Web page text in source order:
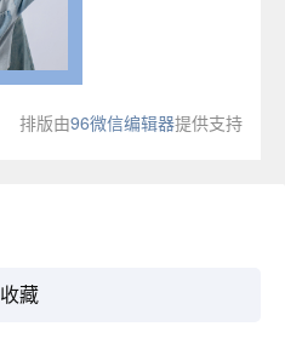
排版由96微信编辑器提供支持
收藏